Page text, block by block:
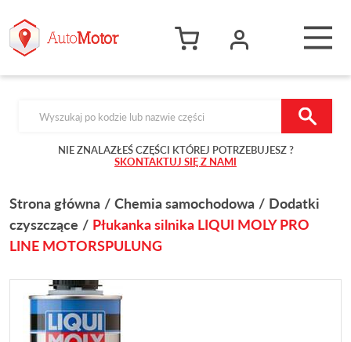
NIE ZNALAZŁEŚ CZĘŚCI KTÓREJ POTRZEBUJESZ ?
SKONTAKTUJ SIĘ Z NAMI
Strona główna Chemia samochodowa
Dodatki
czyszczące
Płukanka silnika LIQUI MOLY PRO
LINE MOTORSPULUNG